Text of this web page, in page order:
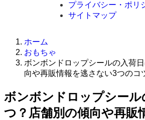
プライバシー・ポリ
サイトマップ
ホーム
おもちゃ
ボンボンドロップシールの入荷
向や再販情報を逃さない3つのコ
ボンボンドロップシール
つ？店舗別の傾向や再販